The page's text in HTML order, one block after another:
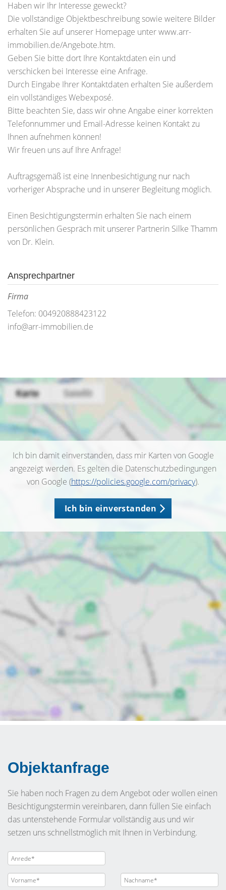
Haben wir Ihr Interesse geweckt?
Die vollständige Objektbeschreibung sowie weitere Bilder
erhalten Sie auf unserer Homepage unter www.arr-
immobilien.de/Angebote.htm.
Geben Sie bitte dort Ihre Kontaktdaten ein und
verschicken bei Interesse eine Anfrage.
Durch Eingabe Ihrer Kontaktdaten erhalten Sie außerdem
ein vollständiges Webexposé.
Bitte beachten Sie, dass wir ohne Angabe einer korrekten
Telefonnummer und Email-Adresse keinen Kontakt zu
Ihnen aufnehmen können!
Wir freuen uns auf Ihre Anfrage!
Auftragsgemäß ist eine Innenbesichtigung nur nach
vorheriger Absprache und in unserer Begleitung möglich.
Einen Besichtigungstermin erhalten Sie nach einem
persönlichen Gespräch mit unserer Partnerin Silke Thamm
von Dr. Klein.
Ansprechpartner
Firma
Telefon: 004920888423122
info@arr-immobilien.de
Ich bin damit einverstanden, dass mir Karten von Google
angezeigt werden. Es gelten die Datenschutzbedingungen
von Google (https://policies.google.com/privacy).
Ich bin einverstanden
Objektanfrage
Sie haben noch Fragen zu dem Angebot oder wollen einen
Besichtigungstermin vereinbaren, dann füllen Sie einfach
das untenstehende Formular vollständig aus und wir
setzen uns schnellstmöglich mit Ihnen in Verbindung.